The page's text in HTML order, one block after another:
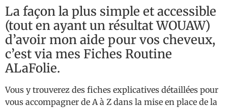
La façon la plus simple et accessible
(tout en ayant un résultat WOUAW)
d’avoir mon aide pour vos cheveux,
c’est via mes Fiches Routine
ALaFolie.
Vous y trouverez des fiches explicatives détaillées pour
vous accompagner de A à Z dans la mise en place de la